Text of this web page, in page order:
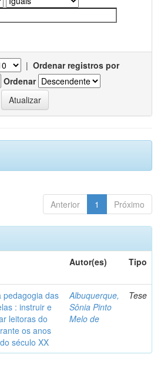
| Ordenar registros por
Ordenar
Anterior 1 Próximo
Autor(es) Tipo
pedagogia das
: instruir e
leitoras do
os anos
século XX
Albuquerque,
Sônia Pinto
Melo de
Tese